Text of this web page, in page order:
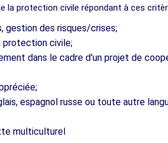
la protection civile répondant à ces
gestion des risques/crises;
protection civile;
dans le cadre d'un projet de
espagnol russe ou toute autre
multiculturel